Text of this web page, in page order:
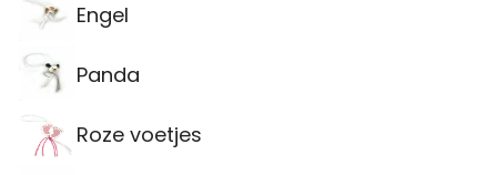
Engel
Panda
Roze voetjes